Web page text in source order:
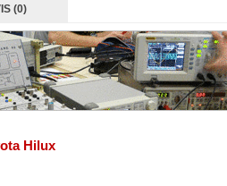
(0)
Hilux